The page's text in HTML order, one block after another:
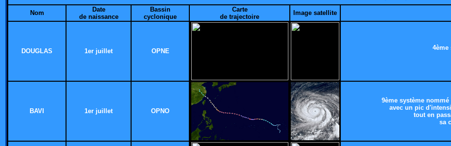
Nom
Date
de naissance
Bassin
cyclonique
Carte
de trajectoire
Image satellite
DOUGLAS 1er juillet OPNE 4ème
BAVI 1er juillet OPNO
9ème système
avec un pic
tout en
sa